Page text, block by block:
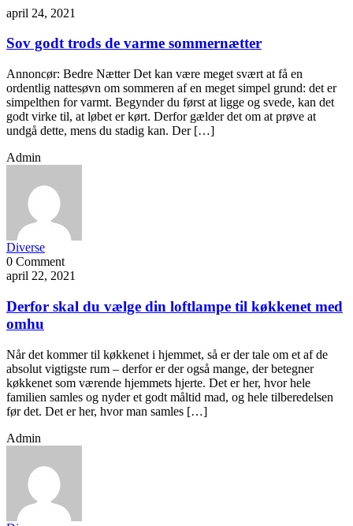
april 24, 2021
Sov godt trods de varme sommernætter
Annoncør: Bedre Nætter Det kan være meget svært at få en
ordentlig nattesøvn om sommeren af en meget simpel grund: det er
simpelthen for varmt. Begynder du først at ligge og svede, kan det
godt virke til, at løbet er kørt. Derfor gælder det om at prøve at
undgå dette, mens du stadig kan. Der […]
Admin
Diverse
0 Comment
april 22, 2021
Derfor skal du vælge din loftlampe til køkkenet med
omhu
Når det kommer til køkkenet i hjemmet, så er der tale om et af de
absolut vigtigste rum – derfor er der også mange, der betegner
køkkenet som værende hjemmets hjerte. Det er her, hvor hele
familien samles og nyder et godt måltid mad, og hele tilberedelsen
før det. Det er her, hvor man samles […]
Admin